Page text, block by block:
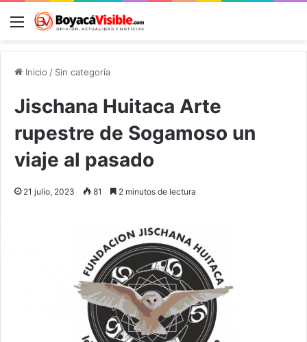
Menú
Inicio / Sin categoría
Jischana Huitaca Arte
rupestre de Sogamoso un
viaje al pasado
21 julio, 2023 81 2 minutos de lectura